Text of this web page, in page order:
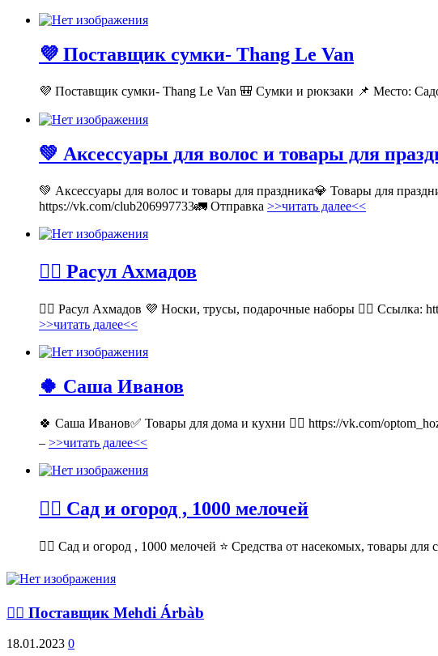
💜 Поставщик сумки- Thang Le Van
💜 Поставщик сумки- Thang Le Van 🎒 Сумки и рюкзаки 📌 Место:
💚 Аксессуары для волос и товары для
💚 Аксессуары для волос и товары для праздника💎 Товары для
https://vk.com/club206997733🚛 Отправка >>читать далее<<
💁‍♂ Расул Ахмадов
💁‍♂ Расул Ахмадов 💜 Носки, трусы, подарочные наборы 👉🏻 Ссылка:
>>читать далее<<
🍀 Саша Иванов
🍀 Саша Иванов✅ Товары для дома и кухни 👉🏻 https://vk.com/
– >>читать далее<<
💁‍♂ Сад и огород , 1000 мелочей
💁‍♂ Сад и огород , 1000 мелочей ⭐ Средства от насекомых, товары
💁‍♂ Поставщик Mehdi Árbàb
18.01.2023 0